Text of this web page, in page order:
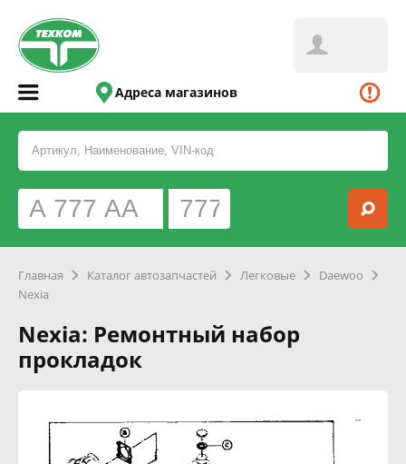
Адреса магазинов
Главная Каталог автозапчастей Легковые
Daewoo
Nexia
Nexia: Ремонтный набор
прокладок